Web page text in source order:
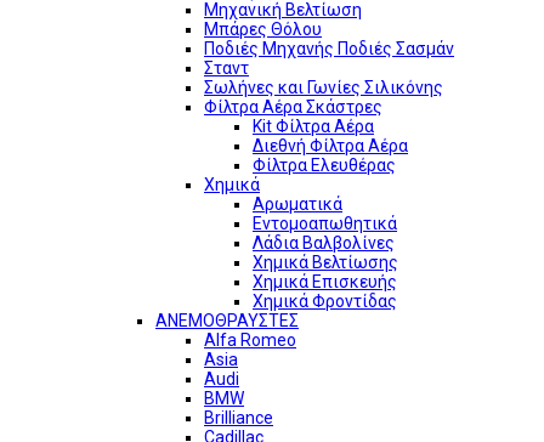
Μηχανική Βελτίωση
Μπάρες Θόλου
Ποδιές Μηχανής Ποδιές Σασμάν
Σταντ
Σωλήνες και Γωνίες Σιλικόνης
Φίλτρα Αέρα Σκάστρες
Kit Φίλτρα Αέρα
Διεθνή Φίλτρα Αέρα
Φίλτρα Ελευθέρας
Χημικά
Αρωματικά
Εντομοαπωθητικά
Λάδια Βαλβολίνες
Χημικά Βελτίωσης
Χημικά Επισκευής
Χημικά Φροντίδας
ΑΝΕΜΟΘΡΑΥΣΤΕΣ
Alfa Romeo
Asia
Audi
BMW
Brilliance
Cadillac